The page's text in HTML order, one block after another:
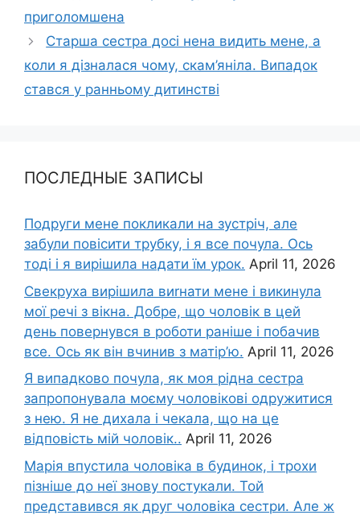
приголомшена
Старша сестра досі нена видить мене, а
коли я дізналася чому, скам’яніла. Випадок
стався у ранньому дитинстві
ПОСЛЕДНЫЕ ЗАПИСЫ
Подруги мене покликали на зустріч, але
забули повісити трубку, і я все почула. Ось
тоді і я вирішила надати їм урок. April 11, 2026
Свекруха вирішила виrнати мене і викинула
мої речі з вікна. Добре, що чоловік в цей
день повернувся в роботи раніше і побачив
все. Ось як він вчинив з матір’ю. April 11, 2026
Я випадково почула, як моя рідна сестра
запропонувала моєму чоловікові одружитися
з нею. Я не дихала і чекала, що на це
відповість мій чоловік.. April 11, 2026
Марія впустила чоловіка в будинок, і трохи
пізніше до неї знову постукали. Той
представився як друг чоловіка сестри. Але ж